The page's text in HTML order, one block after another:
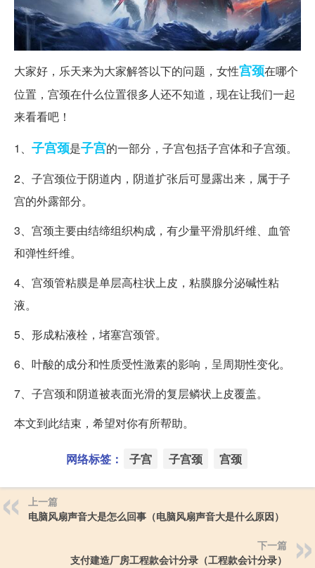
大家好，乐天来为大家解答以下的问题，女性宫颈在哪个
位置，宫颈在什么位置很多人还不知道，现在让我们一起
来看看吧！
1、 子宫颈是子宫的一部分，子宫包括子宫体和子宫颈。
2、子宫颈位于阴道内，阴道扩张后可显露出来，属于子
宫的外露部分。
3、宫颈主要由结缔组织构成，有少量平滑肌纤维、血管
和弹性纤维。
4、宫颈管粘膜是单层高柱状上皮，粘膜腺分泌碱性粘
液。
5、形成粘液栓，堵塞宫颈管。
6、叶酸的成分和性质受性激素的影响，呈周期性变化。
7、子宫颈和阴道被表面光滑的复层鳞状上皮覆盖。
本文到此结束，希望对你有所帮助。
网络标签： 子宫 子宫颈 宫颈
上一篇
电脑风扇声音大是怎么回事（电脑风扇声音大是什么原因）
下一篇
支付建造厂房工程款会计分录（工程款会计分录）